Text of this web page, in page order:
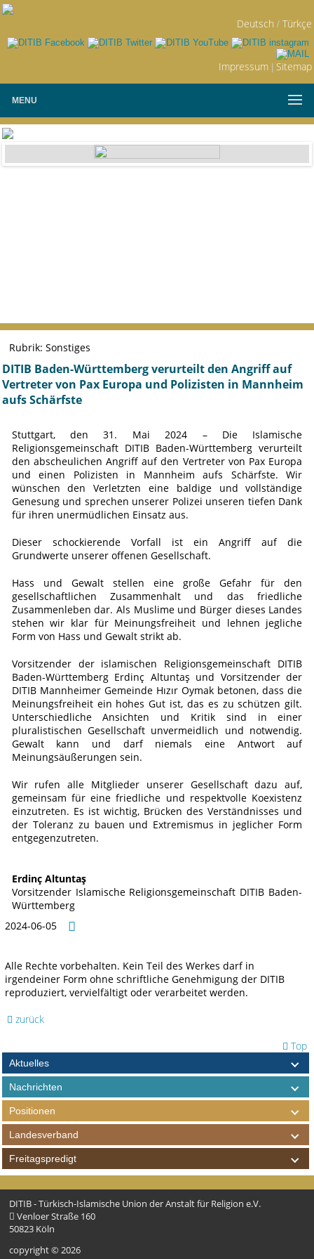
Deutsch / Türkçe
Impressum| Sitemap
MENU
Rubrik: Sonstiges
DITIB Baden-Württemberg verurteilt den Angriff auf
Vertreter von Pax Europa und Polizisten in Mannheim
aufs Schärfste
Stuttgart, den 31. Mai 2024 – Die Islamische
Religionsgemeinschaft DITIB Baden-Württemberg verurteilt
den abscheulichen Angriff auf den Vertreter von Pax Europa
und einen Polizisten in Mannheim aufs Schärfste. Wir
wünschen den Verletzten eine baldige und vollständige
Genesung und sprechen unserer Polizei unseren tiefen Dank
für ihren unermüdlichen Einsatz aus.
Dieser schockierende Vorfall ist ein Angriff auf die
Grundwerte unserer offenen Gesellschaft.
Hass und Gewalt stellen eine große Gefahr für den
gesellschaftlichen Zusammenhalt und das friedliche
Zusammenleben dar. Als Muslime und Bürger dieses Landes
stehen wir klar für Meinungsfreiheit und lehnen jegliche
Form von Hass und Gewalt strikt ab.
Vorsitzender der islamischen Religionsgemeinschaft DITIB
Baden-Württemberg Erdinç Altuntaş und Vorsitzender der
DITIB Mannheimer Gemeinde Hızır Oymak betonen, dass die
Meinungsfreiheit ein hohes Gut ist, das es zu schützen gilt.
Unterschiedliche Ansichten und Kritik sind in einer
pluralistischen Gesellschaft unvermeidlich und notwendig.
Gewalt kann und darf niemals eine Antwort auf
Meinungsäußerungen sein.
Wir rufen alle Mitglieder unserer Gesellschaft dazu auf,
gemeinsam für eine friedliche und respektvolle Koexistenz
einzutreten. Es ist wichtig, Brücken des Verständnisses und
der Toleranz zu bauen und Extremismus in jeglicher Form
entgegenzutreten.
Erdinç Altuntaş
Vorsitzender Islamische Religionsgemeinschaft DITIB Baden-
Württemberg
2024-06-05
Alle Rechte vorbehalten. Kein Teil des Werkes darf in
irgendeiner Form ohne schriftliche Genehmigung der DITIB
reproduziert, vervielfältigt oder verarbeitet werden.
zurück
Top
Aktuelles
Nachrichten
Positionen
Landesverband
Freitagspredigt
DITIB - Türkisch-Islamische Union der Anstalt für Religion e.V.
Venloer Straße 160
50823 Köln
copyright © 2026